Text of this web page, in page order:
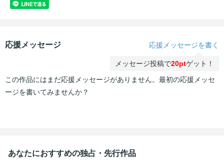
応援メッセージ 応援メッセージを書く
メッセージ投稿で20ptゲット！
この作品にはまだ応援メッセージがありません。最初の応援メッセ
ージを書いてみませんか？
あなたにおすすめの独占・先行作品